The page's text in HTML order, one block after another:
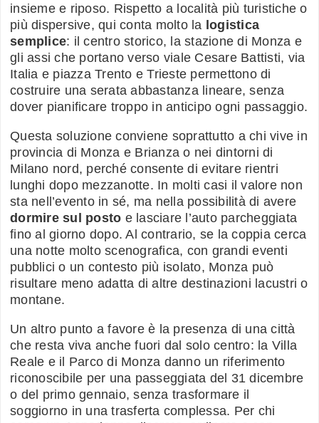
insieme e riposo. Rispetto a località più turistiche o
più dispersive, qui conta molto la logistica
semplice: il centro storico, la stazione di Monza e
gli assi che portano verso viale Cesare Battisti, via
Italia e piazza Trento e Trieste permettono di
costruire una serata abbastanza lineare, senza
dover pianificare troppo in anticipo ogni passaggio.
Questa soluzione conviene soprattutto a chi vive in
provincia di Monza e Brianza o nei dintorni di
Milano nord, perché consente di evitare rientri
lunghi dopo mezzanotte. In molti casi il valore non
sta nell’evento in sé, ma nella possibilità di avere
dormire sul posto e lasciare l’auto parcheggiata
fino al giorno dopo. Al contrario, se la coppia cerca
una notte molto scenografica, con grandi eventi
pubblici o un contesto più isolato, Monza può
risultare meno adatta di altre destinazioni lacustri o
montane.
Un altro punto a favore è la presenza di una città
che resta viva anche fuori dal solo centro: la Villa
Reale e il Parco di Monza danno un riferimento
riconoscibile per una passeggiata del 31 dicembre
o del primo gennaio, senza trasformare il
soggiorno in una trasferta complessa. Per chi